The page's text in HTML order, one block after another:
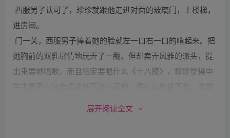
西服男子认可了，珍珍就跟他走进对面的玻璃门，上楼梯，
进房间。
门一关，西服男子捧着她的脸就左一口右一口的啃起来。把
她胸前的双乳尽情地玩弄了一翻。但却卖弄风雅的派头，提
出来要她唱歌，而且指定要唱什么《十八摸》，珍珍觉得中
展开阅读全文